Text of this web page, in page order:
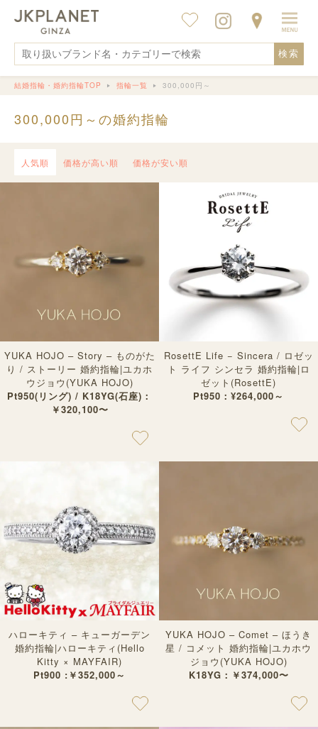
検索
結婚指輪・婚約指輪TOP 指輪一覧 300,000円～
300,000円～の婚約指輪
人気順 価格が高い順 価格が安い順
YUKA HOJO – Story – ものがた
り / ストーリー 婚約指輪|ユカホ
ウジョウ(YUKA HOJO)
Pt950(リング) / K18YG(石座)：
￥320,100〜
RosettE Life − Sincera / ロゼッ
ト ライフ シンセラ 婚約指輪|ロ
ゼット(RosettE)
Pt950：¥264,000～
ハローキティ – キューガーデン
婚約指輪|ハローキティ(Hello
Kitty × MAYFAIR)
Pt900 :￥352,000～
YUKA HOJO – Comet – ほうき
星 / コメット 婚約指輪|ユカホウ
ジョウ(YUKA HOJO)
K18YG：￥374,000〜